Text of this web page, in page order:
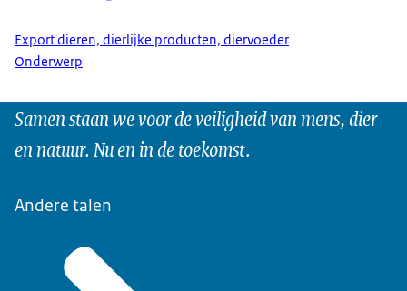
Export dieren, dierlijke producten, diervoeder
Onderwerp
Samen staan we voor de veiligheid van mens, dier
en natuur. Nu en in de toekomst.
Andere talen